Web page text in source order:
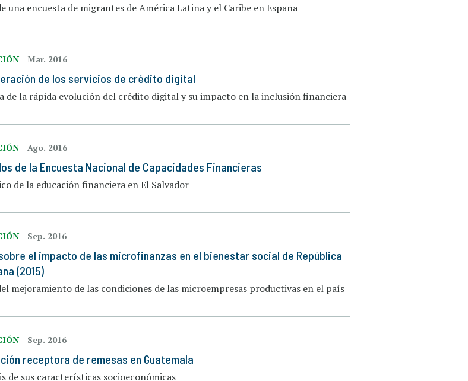
una encuesta de migrantes de América Latina y el Caribe en España
Mar. 2016
de los servicios de crédito digital
de la rápida evolución del crédito digital y su impacto en la inclusión financiera
Ago. 2016
de la Encuesta Nacional de Capacidades Financieras
de la educación financiera en El Salvador
Sep. 2016
el impacto de las microfinanzas en el bienestar social de República
(2015)
mejoramiento de las condiciones de las microempresas productivas en el país
Sep. 2016
receptora de remesas en Guatemala
de sus características socioeconómicas